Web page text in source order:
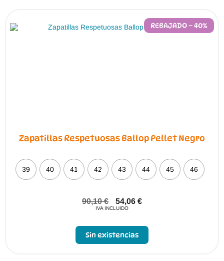
REBAJADO – 40%
Zapatillas Respetuosas Ballop Pellet Negro
39 40 41 42 43 44 45 46
90,10€ 54,06 €
IVA INCLUIDO
Sin existencias